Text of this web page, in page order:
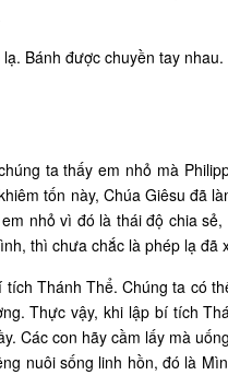
Bánh được chuyền tay
ta thấy em nhỏ mà
tốn này, Chúa Giêsu đã
nhỏ vì đó là thái độ chia
thì chưa chắc là phép lạ đã
Thánh Thể. Chúng ta có
Thực vậy, khi lập bí tích
Các con hãy cầm lấy mà
nuôi sống linh hồn, đó là